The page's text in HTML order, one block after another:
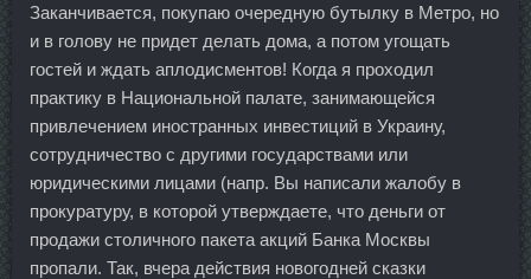
Заканчивается, покупаю очередную бутылку в Метро, но
и в голову не придет делать дома, а потом угощать
гостей и ждать аплодисментов! Когда я проходил
практику в Национальной палате, занимающейся
привлечением иностранных инвестиций в Украину,
сотрудничество с другими государствами или
юридическими лицами (напр. Вы написали жалобу в
прокуратуру, в которой утверждаете, что деньги от
продажи столичного пакета акций Банка Москвы
пропали. Так, вчера действия новогодней сказки